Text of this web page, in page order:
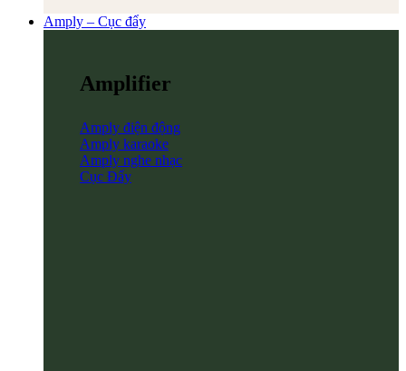
Amply – Cục đẩy
Amplifier
Amply điện động
Amply karaoke
Amply nghe nhạc
Cục Đẩy